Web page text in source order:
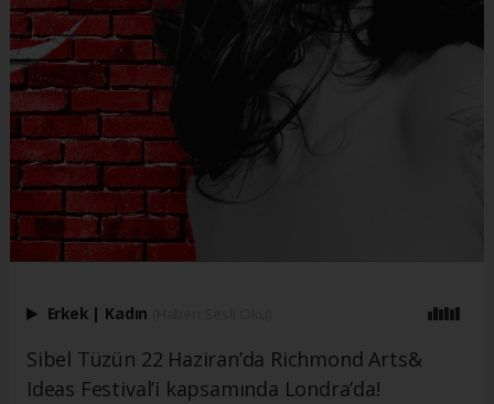
Erkek | Kadın
Sibel Tüzün 22 Haziran’da Richmond Arts&
Ideas Festival’i kapsamında Londra’da!